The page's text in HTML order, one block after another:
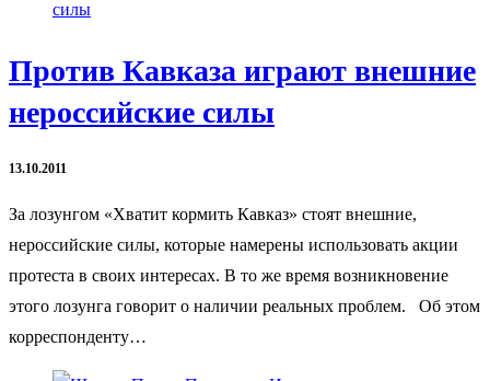
Против Кавказа играют внешние
нероссийские силы
13.10.2011
За лозунгом «Хватит кормить Кавказ» стоят внешние,
нероссийские силы, которые намерены использовать акции
протеста в своих интересах. В то же время возникновение
этого лозунга говорит о наличии реальных проблем. Об этом
корреспонденту…